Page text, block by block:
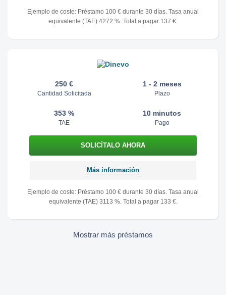
Ejemplo de coste: Préstamo 100 € durante 30 días. Tasa anual
equivalente (TAE) 4272 %. Total a pagar 137 €.
250 €
Cantidad Solicitada
1 - 2 meses
Plazo
353 %
TAE
10 minutos
Pago
Más información
Ejemplo de coste: Préstamo 100 € durante 30 días. Tasa anual
equivalente (TAE) 3113 %. Total a pagar 133 €.
Mostrar más préstamos